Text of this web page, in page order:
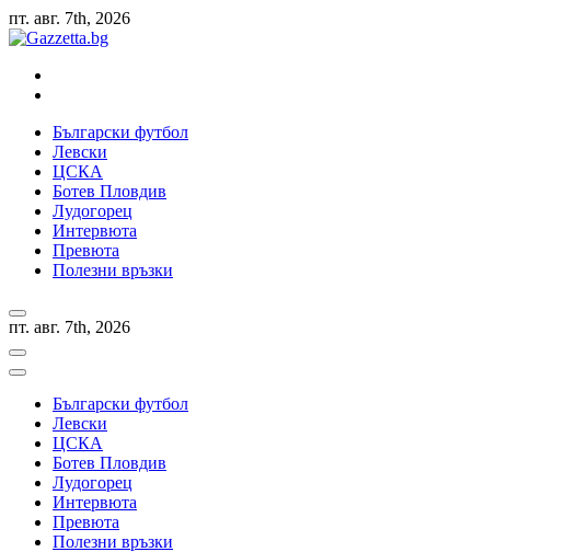
Skip
to
пт. авг. 7th, 2026
Актуални новини за българския футбол, прогнозни резултати и коментари
Български футбол
Левски
ЦСКА
Ботев Пловдив
Лудогорец
Интервюта
Превюта
Полезни връзки
пт. авг. 7th, 2026
Български футбол
Левски
ЦСКА
Ботев Пловдив
Лудогорец
Интервюта
Превюта
Полезни връзки